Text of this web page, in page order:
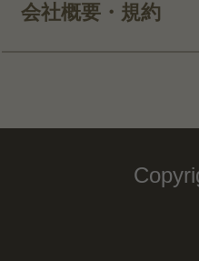
会社概要・規約